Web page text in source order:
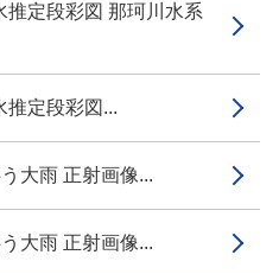
定段彩図 那珂川水系
推定段彩図...
大雨 正射画像...
大雨 正射画像...